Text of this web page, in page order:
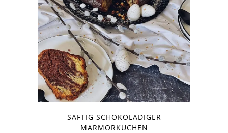
SAFTIG SCHOKOLADIGER
MARMORKUCHEN